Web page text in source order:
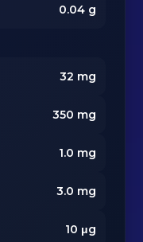
0.04g
32 mg
350 mg
1.0 mg
3.0 mg
10 μg